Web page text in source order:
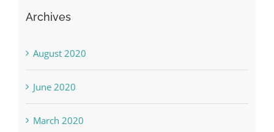
Archives
August 2020
June 2020
March 2020